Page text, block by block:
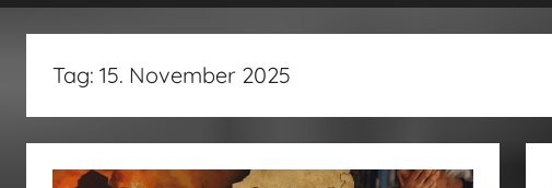
fertig…!
Tag: 15. November 2025